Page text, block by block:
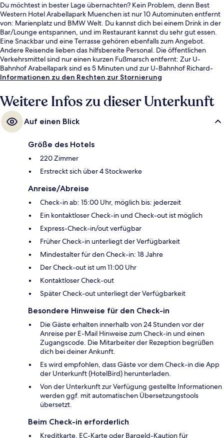
Du möchtest in bester Lage übernachten? Kein Problem, denn Best
Western Hotel Arabellapark Muenchen ist nur 10 Autominuten entfernt
von: Marienplatz und BMW Welt. Du kannst dich bei einem Drink in der
Bar/Lounge entspannen, und im Restaurant kannst du sehr gut essen.
Eine Snackbar und eine Terrasse gehören ebenfalls zum Angebot.
Andere Reisende lieben das hilfsbereite Personal. Die öffentlichen
Verkehrsmittel sind nur einen kurzen Fußmarsch entfernt: Zur U-
Bahnhof Arabellapark sind es 5 Minuten und zur U-Bahnhof Richard-
Strauss-Straße 6 Minuten.
Informationen zu den Rechten zur Stornierung
Weitere Infos zu dieser Unterkunft
Auf einen Blick
Größe des Hotels
220 Zimmer
Erstreckt sich über 4 Stockwerke
Anreise/Abreise
Check-in ab: 15:00 Uhr, möglich bis: jederzeit
Ein kontaktloser Check-in und Check-out ist möglich
Express-Check-in/out verfügbar
Früher Check-in unterliegt der Verfügbarkeit
Mindestalter für den Check-in: 18 Jahre
Der Check-out ist um 11:00 Uhr
Kontaktloser Check-out
Später Check-out unterliegt der Verfügbarkeit
Besondere Hinweise für den Check-in
Die Gäste erhalten innerhalb von 24 Stunden vor der
Anreise per E-Mail Hinweise zum Check-in und einen
Zugangscode. Die Mitarbeiter der Rezeption begrüßen
dich bei deiner Ankunft.
Es wird empfohlen, dass Gäste vor dem Check-in die App
der Unterkunft (HotelBird) herunterladen.
Von der Unterkunft zur Verfügung gestellte Informationen
werden ggf. mit automatischen Übersetzungstools
übersetzt.
Beim Check-in erforderlich
Kreditkarte, EC-Karte oder Bargeld-Kaution für